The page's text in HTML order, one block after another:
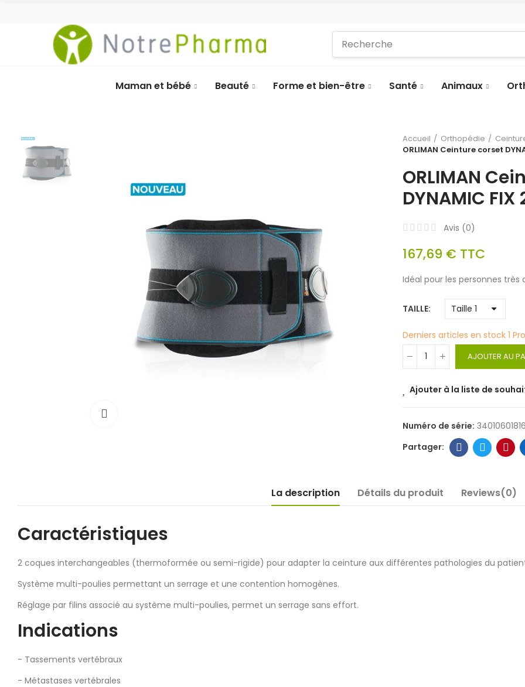
Maman et bébé Beauté Forme et bien-être Santé Animaux
Accueil Orthopédie
ORLIMAN Ceinture corset
ORLIMAN
DYNAMIC
Avis (0)
167,69 € TTC
Idéal pour les personnes
TAILLE
Derniers articles en stock 1
AJOUTER AU
Ajouter à la liste de
Numéro de série:
La description Détails du produit Reviews(0)
Caractéristiques
2 coques interchangeables (thermoformée ou semi-rigide) pour adapter la ceinture aux différentes pathologies du
Système multi-poulies permettant un serrage et une contention homogènes.
Réglage par filins associé au système multi-poulies, permet un serrage sans effort.
Indications
- Tassements vertébraux
- Métastases vertébrales